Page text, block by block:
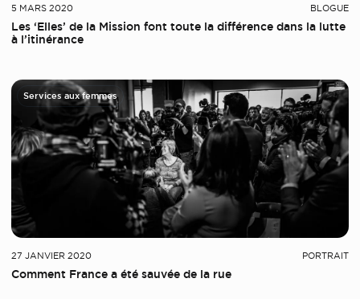
5 MARS 2020 BLOGUE
Les ‘Elles’ de la Mission font toute la différence dans la lutte
à l’itinérance
Services aux femmes
27 JANVIER 2020 PORTRAIT
Comment France a été sauvée de la rue